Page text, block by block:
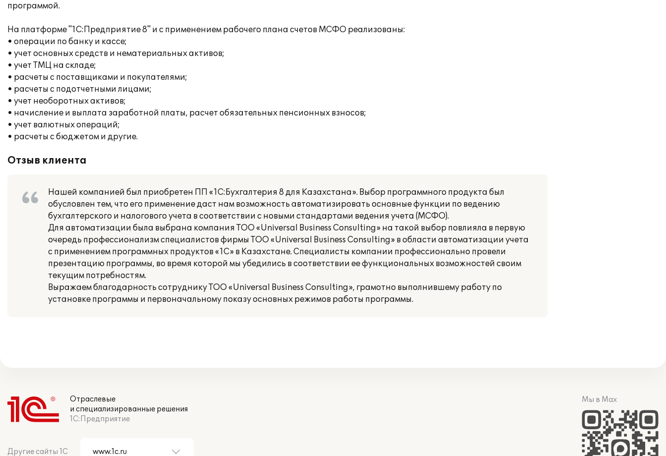
программой.
На платформе "1С:Предприятие 8" и с применением рабочего плана счетов МСФО реализованы:
• операции по банку и кассе;
• учет основных средств и нематериальных активов;
• учет ТМЦ на складе;
• расчеты с поставщиками и покупателями;
• расчеты с подотчетными лицами;
• учет необоротных активов;
• начисление и выплата заработной платы, расчет обязательных пенсионных взносов;
• учет валютных операций;
• расчеты с бюджетом и другие.
Отзыв клиента
Нашей компанией был приобретен ПП «1С:Бухгалтерия 8 для Казахстана». Выбор программного продукта был
обусловлен тем, что его применение даст нам возможность автоматизировать основные функции по ведению
бухгалтерского и налогового учета в соответствии с новыми стандартами ведения учета (МСФО).
Для автоматизации была выбрана компания ТОО «Universal Business Consulting» на такой выбор повлияла в первую
очередь профессионализм специалистов фирмы ТОО «Universal Business Consulting» в области автоматизации учета
с применением программных продуктов «1С» в Казахстане. Специалисты компании профессионально провели
презентацию программы, во время которой мы убедились в соответствии ее функциональных возможностей своим
текущим потребностям.
Выражаем благодарность сотруднику ТОО «Universal Business Consulting», грамотно выполнившему работу по
установке программы и первоначальному показу основных режимов работы программы.
Отраслевые
и специализированные решения
1С:Предприятие
Другие сайты 1С
Мы в Max